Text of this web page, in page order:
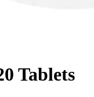
Tablets